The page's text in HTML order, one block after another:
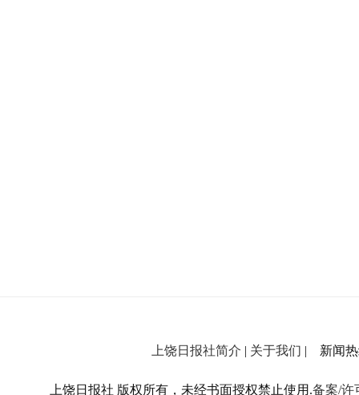
上饶日报社简介 | 关于我们 | 新闻热
上饶日报社 版权所有，未经书面授权禁止使用.备案/许